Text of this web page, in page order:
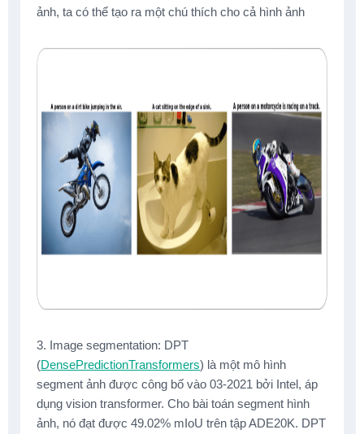
ảnh, ta có thể tạo ra một chú thích cho cả hình ảnh
3. Image segmentation: DPT
(DensePredictionTransformers) là một mô hình
segment ảnh được công bố vào 03-2021 bởi Intel, áp
dụng vision transformer. Cho bài toán segment hình
ảnh, nó đạt được 49.02% mIoU trên tập ADE20K. DPT